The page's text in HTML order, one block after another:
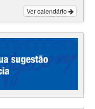
Ver calendário